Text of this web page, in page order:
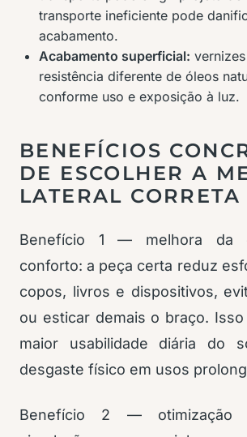
transporte ineficiente pode
acabamento.
Acabamento superficial:
resistência diferente de óleos
conforme uso e exposição à luz.
BENEFÍCIOS
DE ESCOLHER A
LATERAL CORRETA
Benefício 1 — melhora da
conforto: a peça certa reduz
copos, livros e dispositivos,
ou esticar demais o braço.
maior usabilidade diária do
desgaste físico em usos
Benefício 2 —